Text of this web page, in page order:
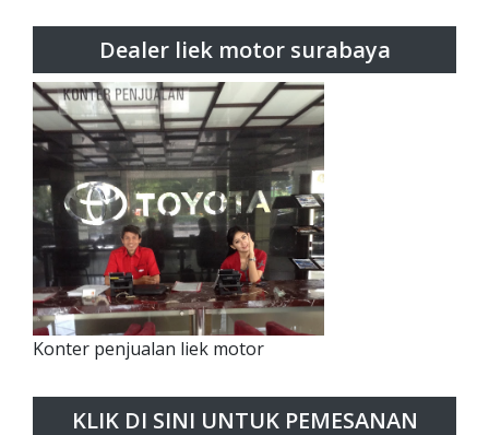
Dealer liek motor surabaya
Konter penjualan liek motor
KLIK DI SINI UNTUK PEMESANAN